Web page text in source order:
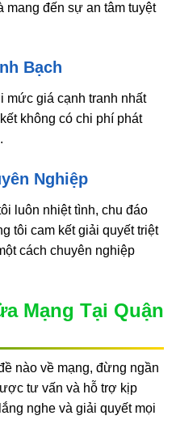
mang đến sự an tâm tuyệt
Bạch
mức giá cạnh tranh nhất
không có chi phí phát
Nghiệp
luôn nhiệt tình, chu đáo
tôi cam kết giải quyết triệt
cách chuyên nghiệp
Mạng Tại Quận
nào về mạng, đừng ngần
tư vấn và hỗ trợ kịp
nghe và giải quyết mọi